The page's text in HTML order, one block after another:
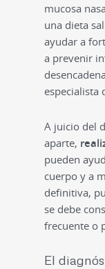
mucosa
una dieta
ayudar a
a prevenir
especialista
A juicio del
aparte,
pueden
cuerpo y a
definitiva,
se debe
frecuente o
El